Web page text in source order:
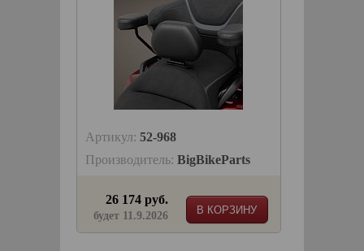
Артикул: 52-968
Производитель: BigBikeParts
В КОРЗИНУ
26 174 руб.
будет 11.9.2026